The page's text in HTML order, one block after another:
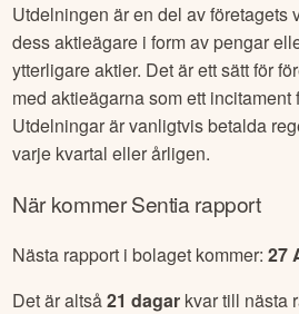
Utdelningen är en del av företagets
dess aktieägare i form av pengar
ytterligare aktier. Det är ett sätt för
med aktieägarna som ett incitament
Utdelningar är vanligtvis betalda
varje kvartal eller årligen.
När kommerSentiarapport
Nästa rapport i bolaget kommer:27
Det är altså21 dagar kvar till nästa